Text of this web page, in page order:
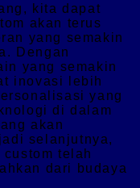
kita dapat
akan terus
yang semakin
Dengan
yang semakin
inovasi lebih
yang
di dalam
akan
selanjutnya,
telah
dari budaya